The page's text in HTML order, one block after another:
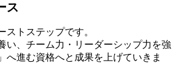
ス
ストステップです。
い、チーム力・リーダーシップ力を強
へ進む資格へと成果を上げていきま